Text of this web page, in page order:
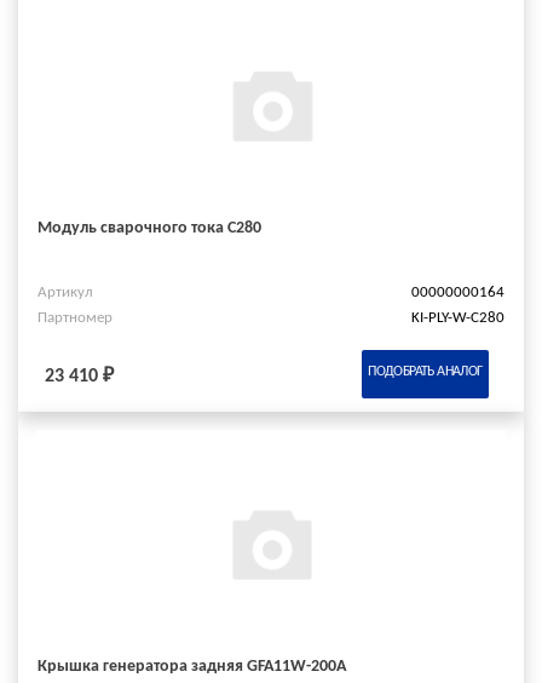
Модуль сварочного тока C280
Артикул
00000000164
Партномер
KI-PLY-W-C280
23 410 ₽ ПОДОБРАТЬ АНАЛОГ
Крышка генератора задняя GFA11W-200A